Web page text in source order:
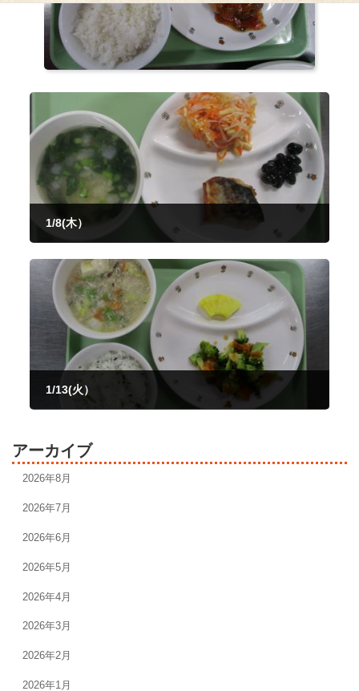
1/8(木）
1/13(火）
アーカイブ
2026年8月
2026年7月
2026年6月
2026年5月
2026年4月
2026年3月
2026年2月
2026年1月